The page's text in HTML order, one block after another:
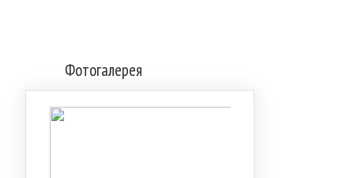
Фотогалерея